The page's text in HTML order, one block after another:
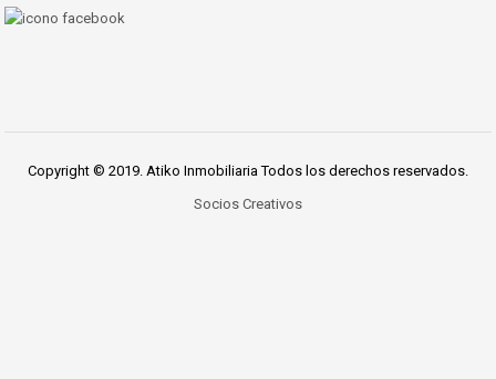
Copyright © 2019. Atiko Inmobiliaria Todos los derechos reservados.
Socios Creativos